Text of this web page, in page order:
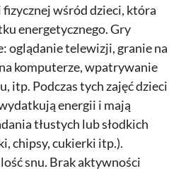
wśród dzieci, która
energetycznego. Gry
oglądanie telewizji, granie na
komputerze, wpatrywanie
itp. Podczas tych zajęć dzieci
energii i mają
tłustych lub słodkich
chipsy, cukierki itp.).
snu. Brak aktywności